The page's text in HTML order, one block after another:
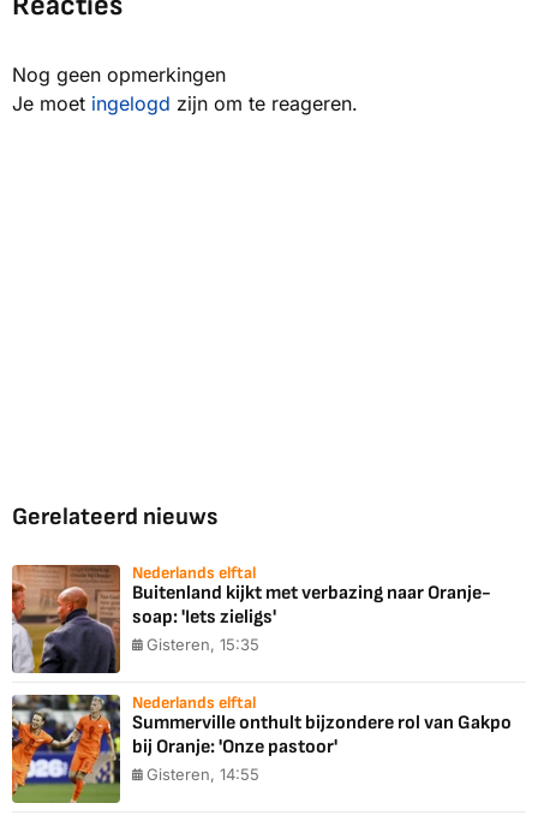
Nog geen opmerkingen
Je moet ingelogd zijn om te reageren.
Gerelateerd nieuws
Nederlands elftal
Buitenland kijkt met verbazing naar Oranje-
soap: 'Iets zieligs'
Gisteren, 15:35
Nederlands elftal
Summerville onthult bijzondere rol van Gakpo
bij Oranje: 'Onze pastoor'
Gisteren, 14:55